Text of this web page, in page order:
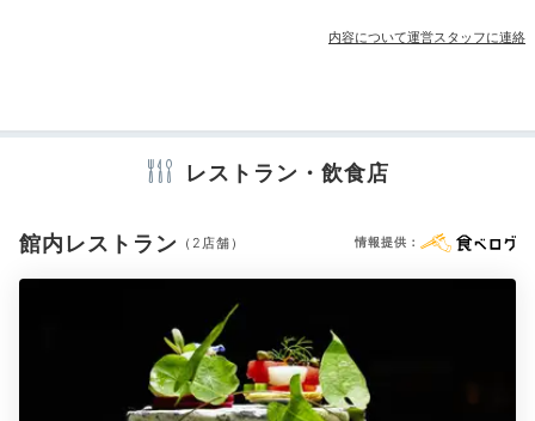
嵐峡の風景を愛でながら舟遊びに興じた平安貴族さなが
18:00
会席料理もお弁当も◎
“嵐峡の滋味”に舌鼓
冷蔵庫 ミニバー エアコン スリッパ セーフティボックス
コンディショナー
ボディソープ 入浴剤 タオル
内容について運営スタッフに連絡
レストラン・飲食店
館内レストラン （2店舗） 情報提供：